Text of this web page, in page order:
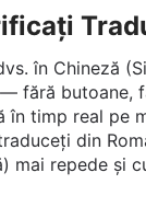
în Chineză
fără butoane,
în timp real pe